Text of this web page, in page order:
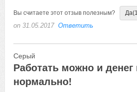
Вы считаете этот отзыв полезным? Да
on 31.05.2017 Ответить
Серый
Работать можно и денег
нормально!